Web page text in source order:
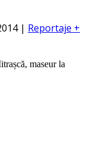
| Reportaje +